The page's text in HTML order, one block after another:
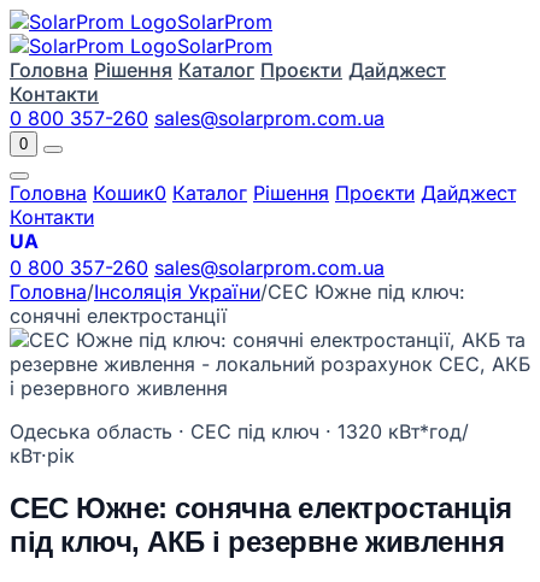
SolarProm
SolarProm
Головна Рішення Каталог Проєкти Дайджест
Контакти
0 800 357-260 sales@solarprom.com.ua
0
Головна Кошик0 Каталог Рішення Проєкти Дайджест
Контакти
UA
0 800 357-260 sales@solarprom.com.ua
Головна/Інсоляція України/СЕС Южне під ключ:
сонячні електростанції
Одеська область · СЕС під ключ · 1320 кВт*год/
кВт·рік
СЕС Южне: сонячна електростанція
під ключ, АКБ і резервне живлення